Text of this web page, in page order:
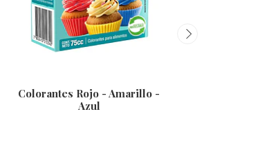
Colorantes Rojo - Amarillo -
Azul